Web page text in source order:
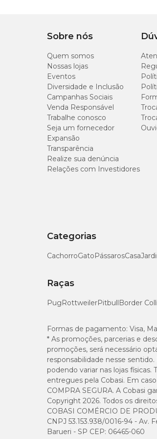
Sobre nós
Quem somos
Nossas lojas
Eventos
Diversidade e Inclusão
Campanhas Sociais
Venda Responsável
Trabalhe conosco
Seja um fornecedor
Expansão
Transparência
Realize sua denúncia
Relações com Investidores
Categorias
CachorroGatoPássarosCasa
Raças
PugRottweilerPitbullBorder
Formas de pagamento: Visa,
* As promoções, parcerias e
promoções, será necessário
responsabilidade nesse
podendo variar nas lojas físicas.
entregues pela Cobasi. Em
COMPRA SEGURA. A Cobasi
Copyright 2026. Todos os
COBASI COMÉRCIO DE
CNPJ 53.153.938/0016-94 - Av.
Barueri - SP CEP: 06465-060